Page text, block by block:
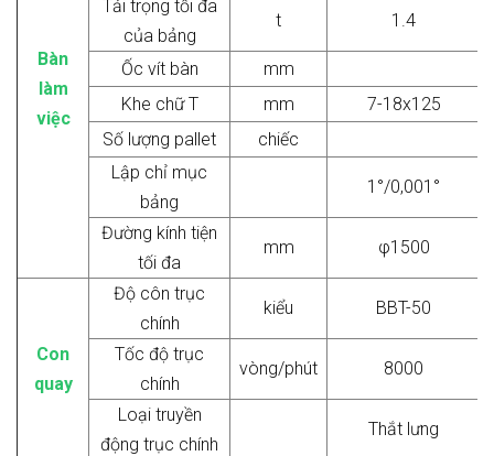
Bàn
làm
việc
Tải trọng tối đa
của bảng
t 1.4
Ốc vít bàn
mm
Khe chữ T
mm
7-18x125
Số lượng pallet
chiếc
Lập chỉ mục
bảng
1°/0,001°
Đường kính tiện
tối đa
mm φ1500
Con
quay
Độ côn trục
chính
kiểu BBT-50
Tốc độ trục
chính
vòng/phút 8000
Loại truyền
động trục chính
Thắt lưng